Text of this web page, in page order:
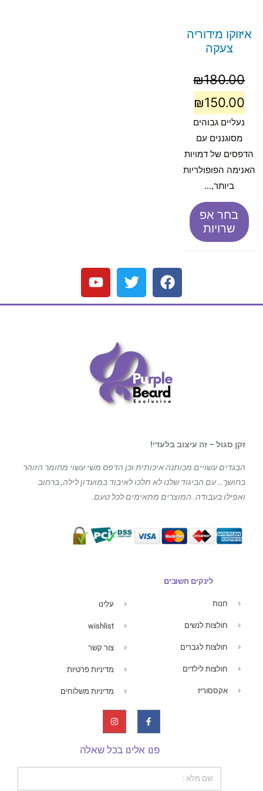
איזוקו מידוריה
צעקה
₪180.00
₪150.00
נעליים גבוהים
מסוגננים עם
הדפסים של דמויות
האנימה הפופולריות
ביותר,...
בחר אפ
שרויות
זקן סגול – זה עיצוב בלעדי!
הבגדים עשויים מכותנה איכותית וכן הדפס משי עשוי מחומר הזוהר
בחושך… עם הביגודשלנו לא תלכו לאיבוד במועדון לילה, ברחוב
ואפילו בעבודה. המוצרים מתאימים לכל טעם.
לינקים חשובים
חנות
חולצות לנשים
חולצות לגברים
חולצות לילדים
אקססוריז
עלינו
wishlist
צור קשר
מדיניות פרטיות
מדיניות משלוחים
פנו אלינו בכל שאלה